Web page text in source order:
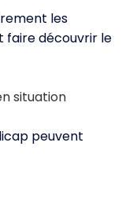
les
faire découvrir le
situation
peuvent